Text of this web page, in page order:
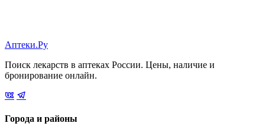
Аптеки.Ру
Поиск лекарств в аптеках России. Цены, наличие и
бронирование онлайн.
Города и районы